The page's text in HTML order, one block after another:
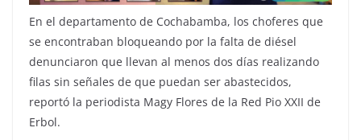
En el departamento de Cochabamba, los choferes que
se encontraban bloqueando por la falta de diésel
denunciaron que llevan al menos dos días realizando
filas sin señales de que puedan ser abastecidos,
reportó la periodista Magy Flores de la Red Pio XXII de
Erbol.